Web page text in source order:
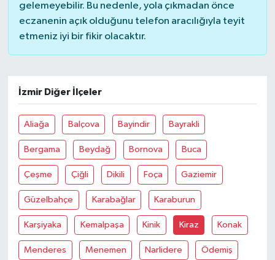
gelemeyebilir. Bu nedenle, yola çıkmadan önce
eczanenin açık olduğunu telefon aracılığıyla teyit
etmeniz iyi bir fikir olacaktır.
İzmir Diğer İlçeler
Aliağa Balçova Bayindir Bayrakli
Bergama Beydağ Bornova Buca
Çeşme Çiğli Dikili Foça Gaziemir
Güzelbahçe Karabağlar Karaburun
Karşiyaka Kemalpaşa Kinik Kiraz Konak
Menderes Menemen Narlidere Ödemiş